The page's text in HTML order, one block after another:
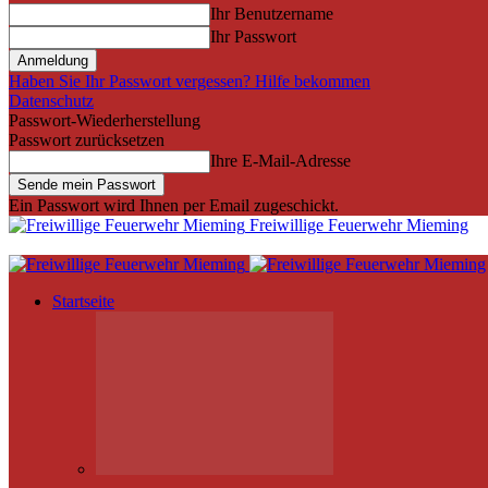
Ihr Benutzername
Ihr Passwort
Haben Sie Ihr Passwort vergessen? Hilfe bekommen
Datenschutz
Passwort-Wiederherstellung
Passwort zurücksetzen
Ihre E-Mail-Adresse
Ein Passwort wird Ihnen per Email zugeschickt.
Freiwillige Feuerwehr Mieming
Startseite